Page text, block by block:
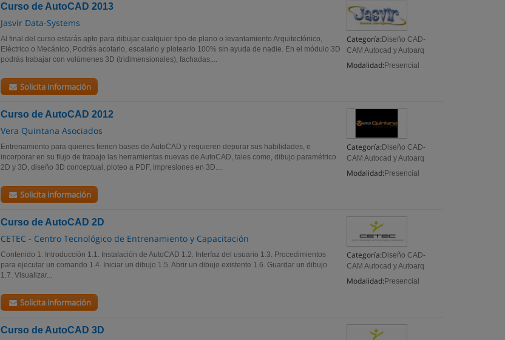
Curso de AutoCAD 2013
Jasvir Data-Systems
Categoría: Diseño CAD-
CAM Autocad y Autoarq
Modalidad: Presencial
Al final del curso estarás apto para dibujar cualquier tipo de plano o levantamiento Arquitectónico,
Eléctrico o Mecánico, Podrás acotarlo, escalarlo y plotearlo 100% sin ayuda de nadie. En el módulo 3D
podrás trabajar con volúmenes 3D (tridimensionales), fachadas,...
Solicita información
Curso de AutoCAD 2012
Vera Quintana Asociados
Categoría: Diseño CAD-
CAM Autocad y Autoarq
Modalidad: Presencial
Entrenamiento para quienes tienen bases de AutoCAD y requieren depurar sus habilidades, e
incorporar en su flujo de trabajo las herramientas nuevas de AutoCAD, tales como, dibujo paramétrico
2D y 3D, diseño 3D conceptual, ploteo a PDF, impresiones en 3D....
Solicita información
Curso de AutoCAD 2D
CETEC - Centro Tecnológico de Entrenamiento y Capacitación
Categoría: Diseño CAD-
CAM Autocad y Autoarq
Modalidad: Presencial
Contenido 1. Introducción 1.1. Instalación de AutoCAD 1.2. Interfaz del usuario 1.3. Procedimientos
para ejecutar un comando 1.4. Iniciar un dibujo 1.5. Abrir un dibujo existente 1.6. Guardar un dibujo
1.7. Visualizar...
Solicita información
Curso de AutoCAD 3D